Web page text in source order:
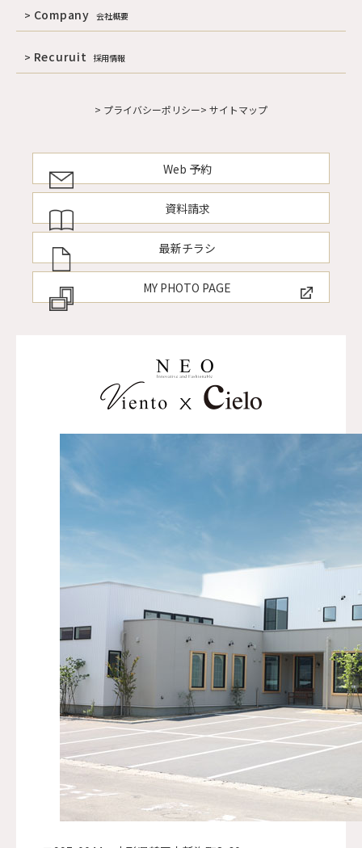
Company 会社概要
Recuruit 採用情報
> プライバシーポリシー> サイトマップ
Web 予約
資料請求
最新チラシ
MY PHOTO PAGE